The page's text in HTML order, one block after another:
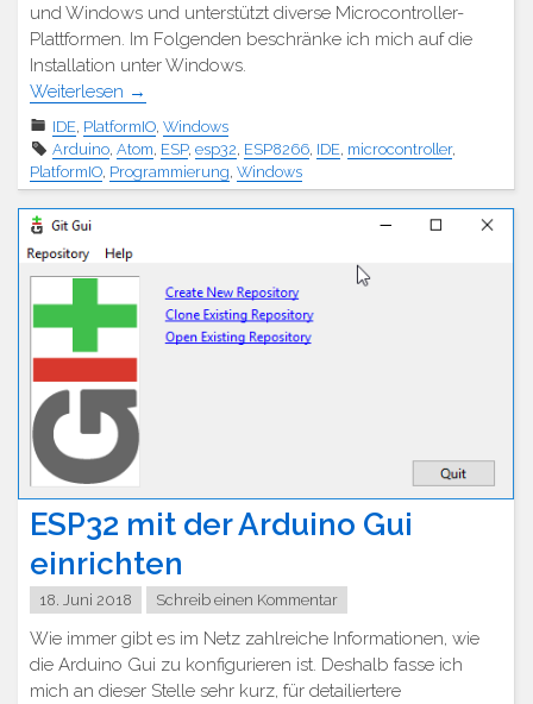
und Windows und unterstützt diverse Microcontroller-
Plattformen. Im Folgenden beschränke ich mich auf die
Installation unter Windows.
Weiterlesen →
IDE PlatformIO Windows
Arduino Atom ESP, esp32 ESP8266 IDE microcontroller,
PlatformIO Programmierung Windows
ESP32 mit der Arduino Gui
einrichten
18. Juni 2018 Schreib einen Kommentar
Wie immer gibt es im Netz zahlreiche Informationen, wie
die Arduino Gui zu konfigurieren ist. Deshalb fasse ich
mich an dieser Stelle sehr kurz, für detailiertere